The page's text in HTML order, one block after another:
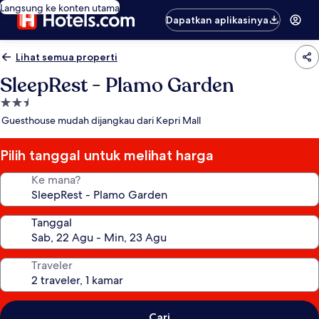
Langsung ke konten utama
Dapatkan aplikasinya
Lihat semua properti
SleepRest - Plamo Garden
Properti
bintang
Guesthouse mudah dijangkau dari Kepri Mall
Pilih tanggal untuk melihat harga
Ke mana?
Tanggal
Traveler